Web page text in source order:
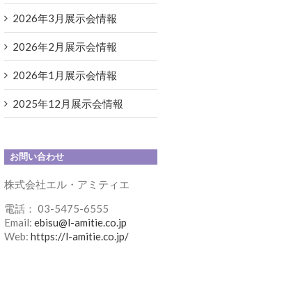
2026年3月展示会情報
2026年2月展示会情報
2026年1月展示会情報
2025年12月展示会情報
お問い合わせ
株式会社エル・アミティエ
電話： 03-5475-6555
Email: ebisu@l-amitie.co.jp
Web: https://l-amitie.co.jp/